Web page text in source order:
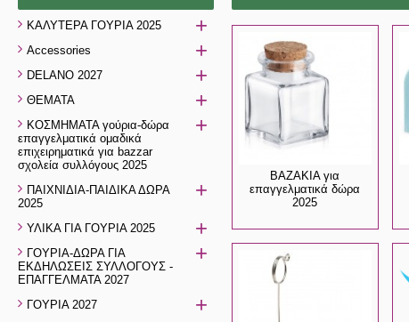
ΚΑΛΥΤΕΡΑ ΓΟΥΡΙΑ 2025 +
Accessories +
DELANO 2027 +
ΘΕΜΑΤΑ +
ΚΟΣΜΗΜΑΤΑ γούρια-δώρα
επαγγελματικά ομαδικά
επιχειρηματικά για bazzar
σχολεία συλλόγους 2025
+
ΠΑΙΧΝΙΔΙΑ-ΠΑΙΔΙΚΑ ΔΩΡΑ
2025
+
ΥΛΙΚΑ ΓΙΑ ΓΟΥΡΙΑ 2025 +
ΓΟΥΡΙΑ-ΔΩΡΑ ΓΙΑ
ΕΚΔΗΛΩΣΕΙΣ ΣΥΛΛΟΓΟΥΣ -
ΕΠΑΓΓΕΛΜΑΤΑ 2027
+
ΓΟΥΡΙΑ 2027 +
ΒΑΖΑΚΙΑ για
επαγγελματικά δώρα
2025